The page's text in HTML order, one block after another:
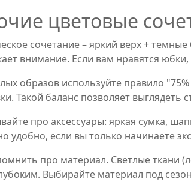
цветовые
сочетание – яркий верх +
внимание. Если вам нравятся
образов используйте правило
Такой баланс позволяет выглядеть
про аксессуары: яркая сумка,
удобно, если вы только начинаете
про материал. Светлые ткани
Выбирайте материал под